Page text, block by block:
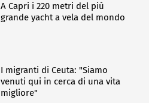
A Capri i 220 metri del più
grande yacht a vela del mondo
I migranti di Ceuta: "Siamo
venuti qui in cerca di una vita
migliore"